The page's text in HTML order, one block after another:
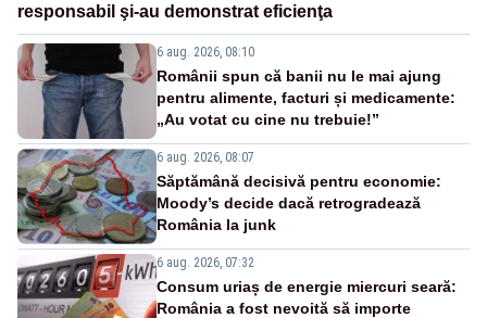
responsabil şi-au demonstrat eficienţa
6 aug. 2026, 08:10
Românii spun că banii nu le mai ajung
pentru alimente, facturi și medicamente:
„Au votat cu cine nu trebuie!”
6 aug. 2026, 08:07
Săptămână decisivă pentru economie:
Moody’s decide dacă retrogradează
România la junk
6 aug. 2026, 07:32
Consum uriaș de energie miercuri seară:
România a fost nevoită să importe